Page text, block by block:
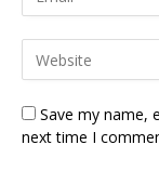
Save my name,
next time I